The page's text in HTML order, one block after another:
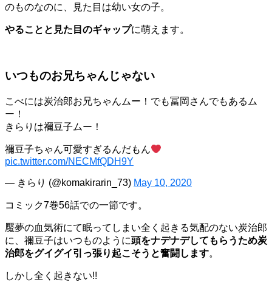
のものなのに、見た目は幼い女の子。
やることと見た目のギャップに萌えます。
いつものお兄ちゃんじゃない
こべには炭治郎お兄ちゃんムー！でも冨岡さんでもあるム
ー！
きらりは禰豆子ムー！
禰豆子ちゃん可愛すぎるんだもん
pic.twitter.com/NECMfQDH9Y
— きらり (@komakirarin_73) May 10, 2020
コミック7巻56話での一節です。
魘夢の血気術にて眠ってしまい全く起きる気配のない炭治郎
に、禰豆子はいつものように頭をナデナデしてもらうため炭
治郎をグイグイ引っ張り起こそうと奮闘します。
しかし全く起きない!!